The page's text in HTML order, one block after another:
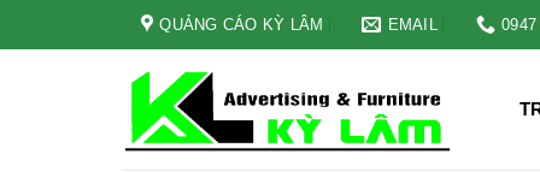
QUẢNG CÁO KỲ LÂM EMAIL